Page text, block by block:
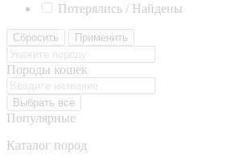
Потерялись / Найдены
Сбросить Применить
Породы кошек
Выбрать все
Популярные
Каталог пород